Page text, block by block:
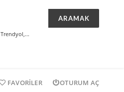
ARAMAK
Trendyol,...
FAVORILER OTURUM AÇ